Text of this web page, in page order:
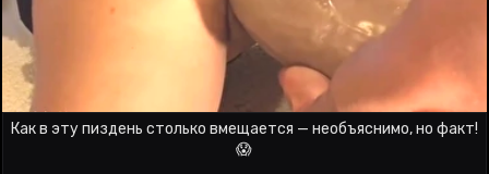
Как в эту пиздень столько вмещается — необъяснимо, но факт!
😱